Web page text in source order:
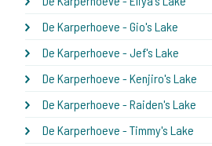
De Karperhoeve - Gio's Lake
De Karperhoeve - Jef's Lake
De Karperhoeve - Kenjiro's Lake
De Karperhoeve - Raiden's Lake
De Karperhoeve - Timmy's Lake